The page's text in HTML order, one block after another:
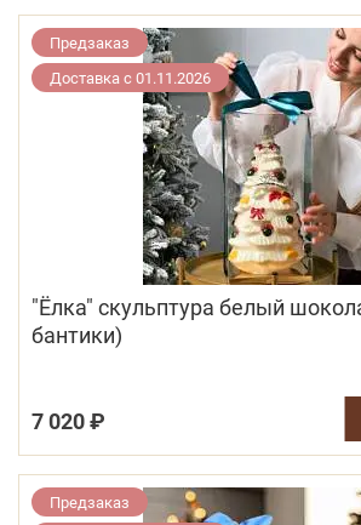
Предзаказ
Доставка с 01.11.2026
"Ёлка" скульптура белый
бантики)
7 020 ₽
Предзаказ